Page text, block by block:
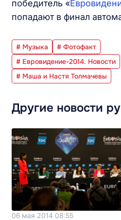
победитель «
попадают в финал
# Музыка
# Фотофакт
# Евровидение-2014. Новости
# Маша и Настя Толмачевы
Другие новости
06 мая 2014 08:55